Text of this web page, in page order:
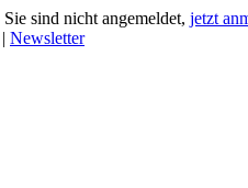
Sie sind nicht angemeldet, jetzt
| Newsletter